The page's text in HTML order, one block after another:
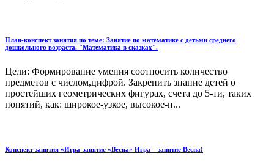
План-конспект занятия по теме: Занятие по математике с детьми среднего
дошкольного возраста. "Математика в сказках".
Цели: Формирование умения соотносить количество
предметов с числом,цифрой. Закрепить знание детей о
простейших геометрических фигурах, счета до 5-ти, таких
понятий, как: широкое-узкое, высокое-н...
Конспект занятия «Игра-занятие «Весна» Игра – занятие Весна!